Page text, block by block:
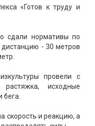
«Готов к труду и
сдали нормативы по
дистанцию - 30 метров
провели с
исходные
скорость и реакцию, а